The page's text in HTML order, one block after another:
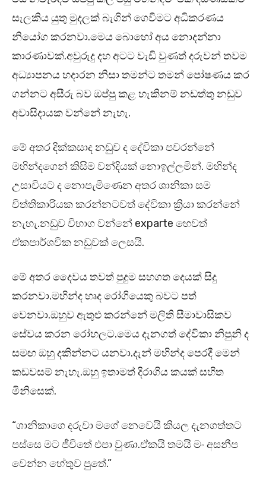
සැලකිය යුතු මුදලක් බැගින් ගෙවීමට අධිකරණය
නියෝග කරනවා.මෙය බොහෝ අය නොදන්නා
කාරණාවක්.අවුරුදු දහ අටට වැඩි වුණත් දරුවන් තවම
අධ්‍යාපනය හදාරන නිසා තමන්ට තමන් පෝෂණය කර
ගන්නට අසීරු බව ඔප්පු කළ හැකිනම් නඩත්තු නඩුව
අවාසිදායක වන්නේ නැහැ.
මේ අතර දික්කසාද නඩුව ද දේවිකා පවරන්නේ
මහින්දගෙන් කිසිම වන්දියක් නොඉල්ලමින්. මහින්ද
උසාවියට ද නොපැමිණෙන අතර ශානිකා සම
විත්තිකාරියක කරන්නටවත් දේවිකා ක්‍රියා කරන්නේ
නැහැ.නඩුව විභාග වන්නේ exparte හෙවත්
ඒකපාර්ශවික නඩුවක් ලෙසයි.
මේ අතර දෛවය තවත් පුදුම සහගත දෙයක් සිදු
කරනවා.මහින්ද හෘද රෝගියෙකු බවට පත්
වෙනවා.ඔහුව ඇතුළු කරන්නේ මලිති සීමාවාසිකව
සේවය කරන රෝහලට.මෙය දැනගත් දේවිකා නිපුනි ද
සමඟ ඔහු දකින්නට යනවා.දැන් මහින්ද පෙරදී මෙන්
කඩවසම් නැහැ.ඔහු ඉතාමත් දිරාගිය කයක් සහිත
මිනිසෙක්.
“ශානිකාගෙ දරුවා මගේ නෙවෙයි කියල දැනගත්තට
පස්සෙ මට ජීවිතේ එපා වුණා.ඒකයි තමයි මං අසනීප
වෙන්න හේතුව පුතේ.”